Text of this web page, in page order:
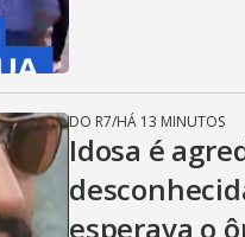
DO R7/HÁ 13 MINUTOS
Idosa é
esperava o